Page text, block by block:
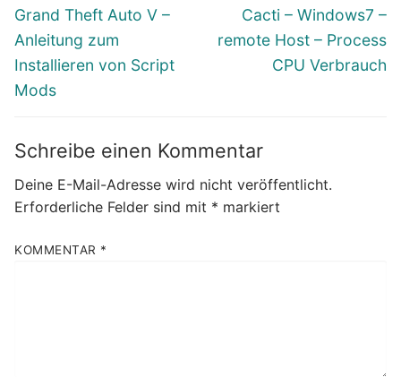
Vorheriger
Beitrag:
Grand Theft Auto V –
Anleitung zum
Installieren von Script
Mods
Nächster
Beitrag:
Cacti – Windows7 –
remote Host – Process
CPU Verbrauch
Schreibe einen Kommentar
Deine E-Mail-Adresse wird nicht veröffentlicht.
Erforderliche Felder sind mit * markiert
KOMMENTAR *